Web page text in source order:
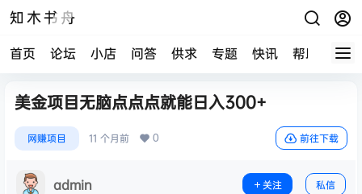
知木书舟
首页 论坛 小店 问答 供求 专题 快讯 帮助中心
美金项目无脑点点点就能日入300+
网赚项目 11 个月前 0 前往下载
admin 关注 私信